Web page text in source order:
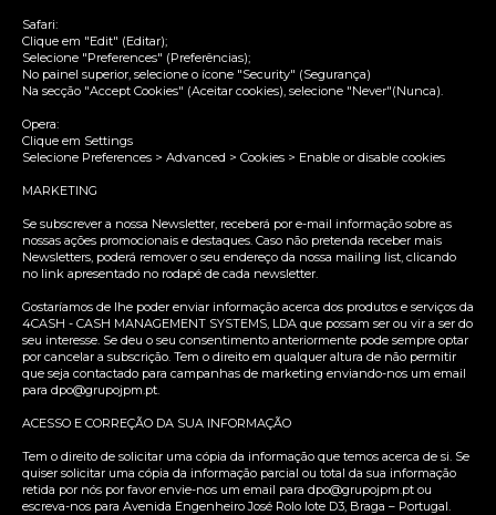
Safari:
Clique em "Edit" (Editar);
Selecione "Preferences" (Preferências);
No painel superior, selecione o ícone "Security" (Segurança)
Na secção "Accept Cookies" (Aceitar cookies), selecione "Never"(Nunca).
Opera:
Clique em Settings
Selecione Preferences > Advanced > Cookies > Enable or disable cookies
MARKETING
Se subscrever a nossa Newsletter, receberá por e-mail informação sobre as
nossas ações promocionais e destaques. Caso não pretenda receber mais
Newsletters, poderá remover o seu endereço da nossa mailing list, clicando
no link apresentado no rodapé de cada newsletter.
Gostaríamos de lhe poder enviar informação acerca dos produtos e serviços da
4CASH - CASH MANAGEMENT SYSTEMS, LDA que possam ser ou vir a ser do
seu interesse. Se deu o seu consentimento anteriormente pode sempre optar
por cancelar a subscrição. Tem o direito em qualquer altura de não permitir
que seja contactado para campanhas de marketing enviando-nos um email
para dpo@grupojpm.pt.
ACESSO E CORREÇÃO DA SUA INFORMAÇÃO
Tem o direito de solicitar uma cópia da informação que temos acerca de si. Se
quiser solicitar uma cópia da informação parcial ou total da sua informação
retida por nós por favor envie-nos um email para dpo@grupojpm.pt ou
escreva-nos para Avenida Engenheiro José Rolo lote D3, Braga – Portugal.